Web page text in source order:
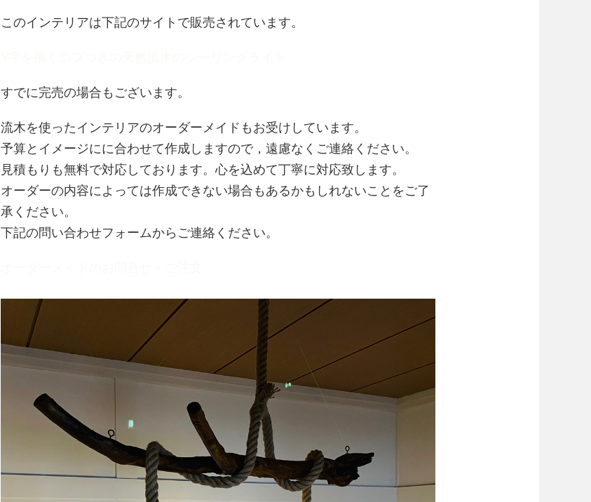
このインテリアは下記のサイトで販売されています。
すでに完売の場合もございます。
流木を使ったインテリアのオーダーメイドもお受けしています。
予算とイメージにに合わせて作成しますので，遠慮なくご連絡ください。
見積もりも無料で対応しております。心を込めて丁寧に対応致します。
オーダーの内容によっては作成できない場合もあるかもしれないことをご了
承ください。
下記の問い合わせフォームからご連絡ください。